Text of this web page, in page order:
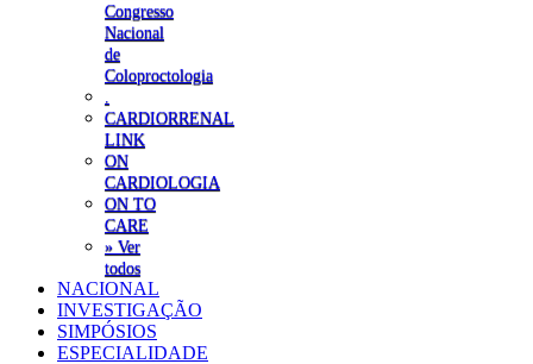
Congresso
Nacional
de
Coloproctologia
CARDIORRENAL
LINK
ON
CARDIOLOGIA
ON TO
CARE
» Ver
todos
NACIONAL
INVESTIGAÇÃO
SIMPÓSIOS
ESPECIALIDADE